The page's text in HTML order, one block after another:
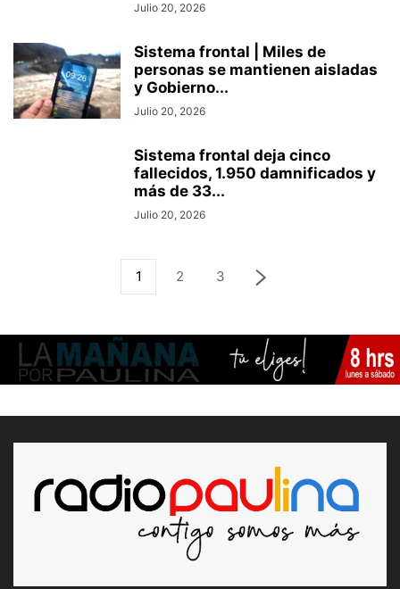
Julio 20, 2026
Sistema frontal | Miles de
personas se mantienen aisladas
y Gobierno...
Julio 20, 2026
Sistema frontal deja cinco
fallecidos, 1.950 damnificados y
más de 33...
Julio 20, 2026
1 2 3